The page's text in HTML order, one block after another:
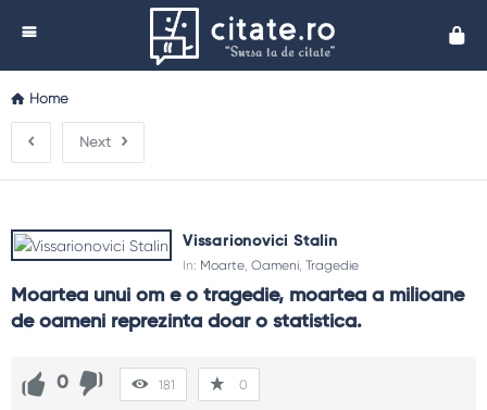
Home
Next
Vissarionovici Stalin
In: Moarte, Oameni, Tragedie
Moartea unui om e o tragedie, moartea a milioane
de oameni reprezinta doar o statistica.
0 181 0